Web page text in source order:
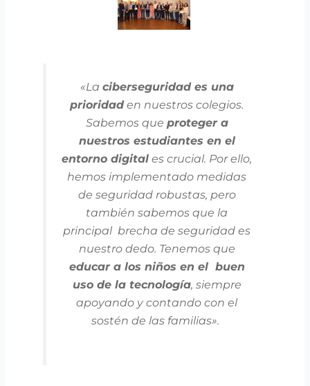
«La ciberseguridad es una
prioridaden nuestros colegios.
Sabemos que proteger a
nuestros estudiantes en el
entorno digital es crucial. Por ello,
hemos implementado medidas
de seguridad robustas, pero
también sabemos que la
principal brecha de seguridad es
nuestro dedo. Tenemos que
educar a los niños en el buen
uso de la tecnología, siempre
apoyando y contando con el
sostén de las familias».